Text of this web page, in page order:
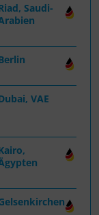
Saudi-
VAE